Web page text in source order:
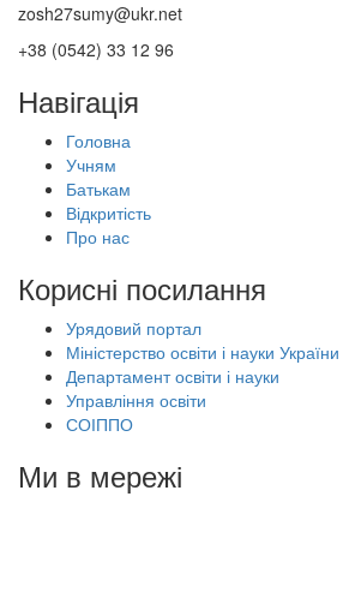
zosh27sumy@ukr.net
+38 (0542) 33 12 96
Навігація
Головна
Учням
Батькам
Відкритість
Про нас
Корисні посилання
Урядовий портал
Міністерство освіти і науки України
Департамент освіти і науки
Управління освіти
СОІППО
Ми в мережі